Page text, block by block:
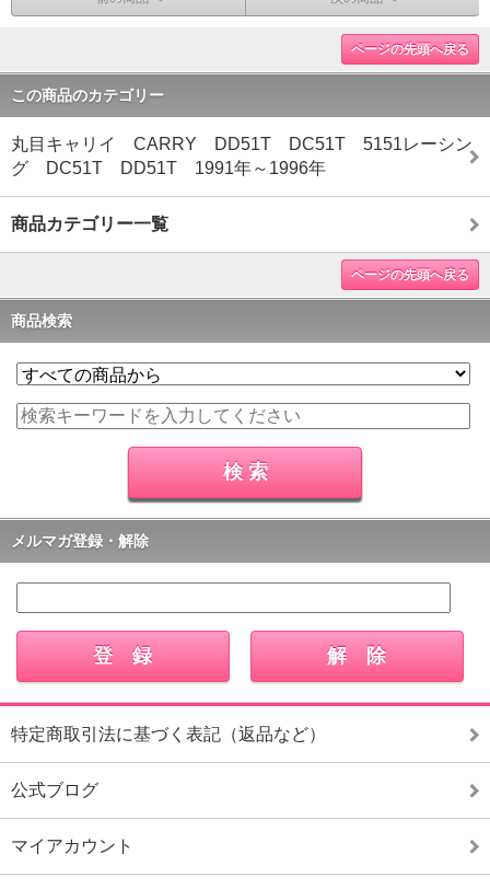
ページの先頭へ戻る
この商品のカテゴリー
丸目キャリイ CARRY DD51T DC51T 5151レーシン
グ DC51T DD51T 1991年～1996年
商品カテゴリー一覧
ページの先頭へ戻る
商品検索
メルマガ登録・解除
特定商取引法に基づく表記（返品など）
公式ブログ
マイアカウント